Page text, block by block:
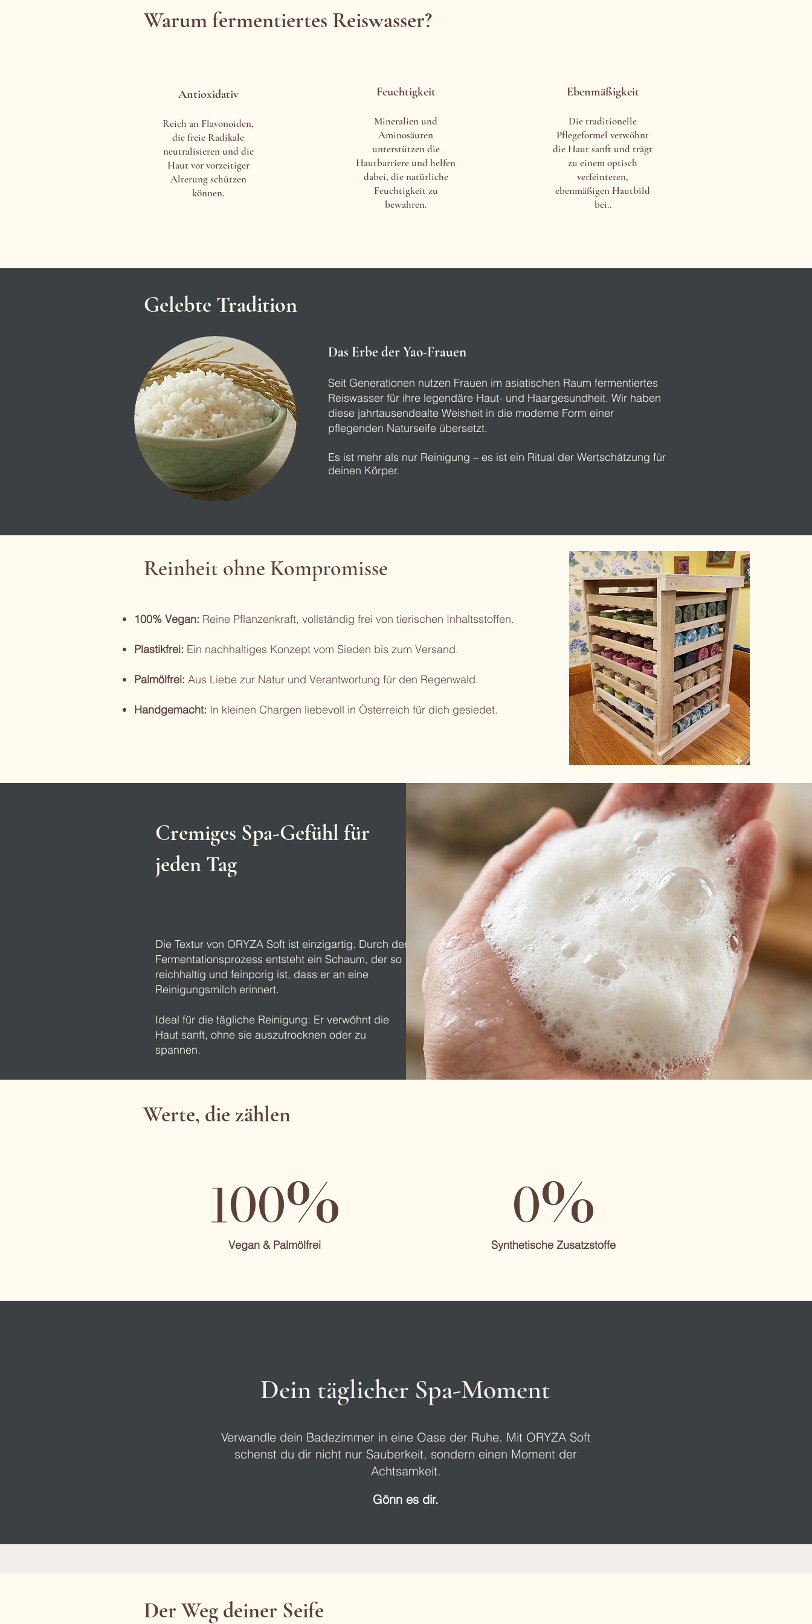
Warum fermentiertes Reiswasser?
Antioxidativ
Reich an Flavonoiden,
die freie Radikale
neutralisieren und die
Haut vor vorzeitiger
Alterung schützen
können.
Feuchtigkeit
Mineralien und
Aminosäuren
unterstützen die
Hautbarriere und helfen
dabei, die natürliche
Feuchtigkeit zu
bewahren.
Ebenmäßigkeit
Die traditionelle
Pflegeformel verwöhnt
die Haut sanft und trägt
zu einem optisch
verfeinteren,
ebenmäßigen Hautbild
bei..
Gelebte Tradition
Das Erbe der Yao-Frauen
Seit Generationen nutzen Frauen im asiatischen Raum fermentiertes
Reiswasser für ihre legendäre Haut- und Haargesundheit. Wir haben
diese jahrtausendealte Weisheit in die moderne Form einer
pflegenden Naturseife übersetzt.
Es ist mehr als nur Reinigung – es ist ein Ritual der Wertschätzung für
deinen Körper.
Reinheit ohne Kompromisse
100% Vegan: Reine Pflanzenkraft, vollständig frei von tierischen Inhaltsstoffen.
Plastikfrei: Ein nachhaltiges Konzept vom Sieden bis zum Versand.
Palmölfrei: Aus Liebe zur Natur und Verantwortung für den Regenwald.
Handgemacht: In kleinen Chargen liebevoll in Österreich für dich gesiedet.
Cremiges Spa-Gefühl für
jeden Tag
Die Textur von ORYZA Soft ist einzigartig. Durch den
Fermentationsprozess entsteht ein Schaum, der so
reichhaltig und feinporig ist, dass er an eine
Reinigungsmilch erinnert.
Ideal für die tägliche Reinigung: Er verwöhnt die
Haut sanft, ohne sie auszutrocknen oder zu
spannen.
Werte, die zählen
100%
Vegan & Palmölfrei
0%
Synthetische Zusatzstoffe
Dein täglicher Spa-Moment
Verwandle dein Badezimmer in eine Oase der Ruhe. Mit ORYZA Soft
schenst du dir nicht nur Sauberkeit, sondern einen Moment der
Achtsamkeit.
Gönn es dir.
Der Weg deiner Seife